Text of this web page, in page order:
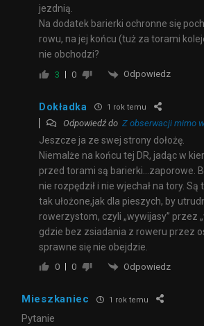
jezdnią.
Na dodatek barierki ochronne się
rowu, na jej końcu (tuż za torami
nie obchodzi?
3 0 Odpowiedz
Dokładka 1 rok temu
Odpowiedź do Z obserwacji mimo
Jeszcze ja ze swej strony dołożę.
Niemalże na końcu tej DR, jadąc w
przed torami są barierki…zaporowe.
nie rozpędził i nie wjechał na tory.
tak ułożone,jak dla pieszych, by
rowerzystom, czyli „wywijasy” przez
gdzie bez zsiadania z roweru przez
sprawne się nie obejdzie.
0 0 Odpowiedz
Mieszkaniec 1 rok temu
Pytanie